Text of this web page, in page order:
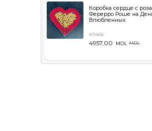
Коробка сердце с
Ферерро Роше на
Влюбленных
#3466
4957,00 MDL MDL